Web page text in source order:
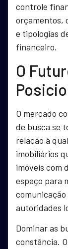
controle
orçamentos,
e tipologias
financeiro.
O
O mercado
de busca se
relação à
imobiliários
imóveis com
espaço para
autoridades
Dominar as
constância.